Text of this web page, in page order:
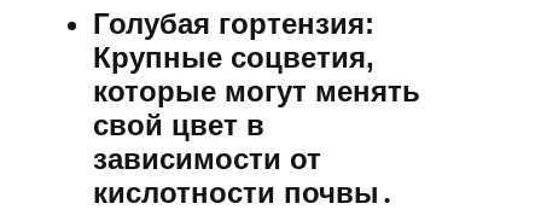
Голубая гортензия:
Крупные соцветия,
которые могут менять
свой цвет в
зависимости от
кислотности почвы․